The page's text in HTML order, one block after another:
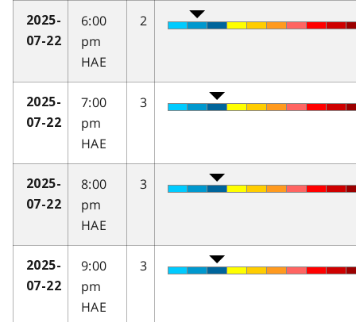
2025-
07-22
6:00
pm
HAE
2
2025-
07-22
7:00
pm
HAE
3
2025-
07-22
8:00
pm
HAE
3
2025-
07-22
9:00
pm
HAE
3